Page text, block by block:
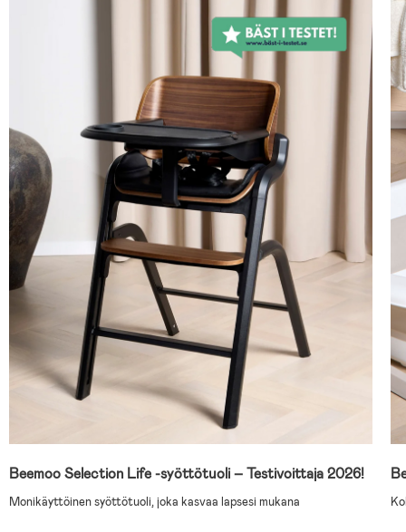
Beemoo Selection Life -syöttötuoli – Testivoittaja 2026!
Monikäyttöinen syöttötuoli, joka kasvaa lapsesi mukana